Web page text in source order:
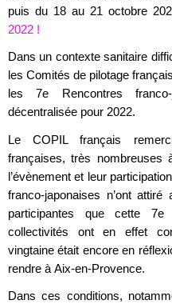
puis du 18 au 21 octobre
2022 !
Dans un contexte sanitaire
les Comités de pilotage
les 7e Rencontres
décentralisée pour 2022.
Le COPIL français
françaises, très nombreuses
l’évènement et leur
franco-japonaises n’ont
participantes que cette
collectivités ont en effet
vingtaine était encore en
rendre à Aix-en-Provence.
Dans ces conditions,